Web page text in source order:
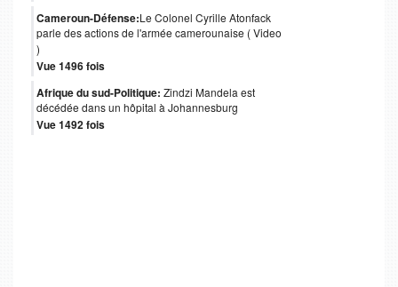
Cameroun-Défense:Le Colonel Cyrille Atonfack
parle des actions de l'armée camerounaise ( Video
)
Vue 1496 fois
Afrique du sud-Politique: Zindzi Mandela est
décédée dans un hôpital à Johannesburg
Vue 1492 fois